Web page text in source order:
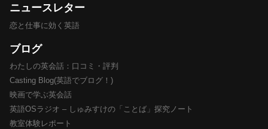
ニュースレター
恋と仕事に効く英語
ブログ
わたしの英会話：口コミ・評判
Casting Blog(英語でブログ！)
映画で学ぶ英会話
英語OSラジオ – しゅみすけの「ことば」探究ノート
教室体験レポート